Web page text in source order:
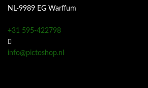
NL-9989 EG Warffum
+31 595-422798
info@pictoshop.nl